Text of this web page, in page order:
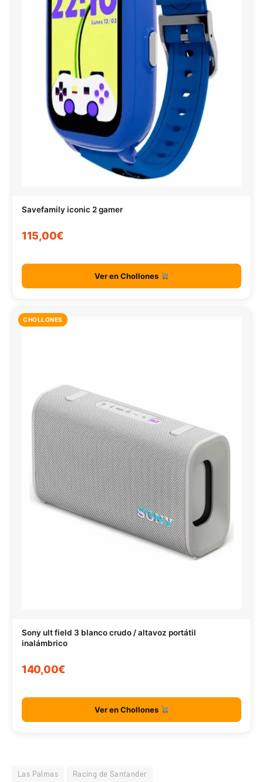
Savefamily iconic 2 gamer
115,00€
Ver en Chollones
CHOLLONES
Sony ult field 3 blanco crudo / altavoz portátil
inalámbrico
140,00€
Ver en Chollones
Las Palmas Racing de Santander